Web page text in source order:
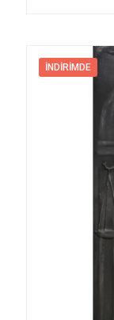
İNDIRIMDE